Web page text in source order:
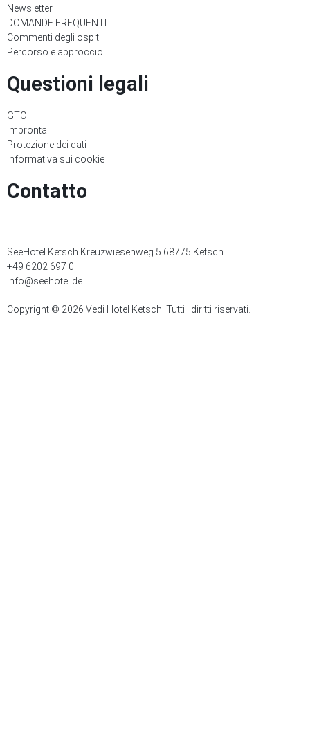
Newsletter
DOMANDE FREQUENTI
Commenti degli ospiti
Percorso e approccio
Questioni legali
GTC
Impronta
Protezione dei dati
Informativa sui cookie
Contatto
SeeHotel Ketsch Kreuzwiesenweg 5 68775 Ketsch
+49 6202 697 0
info@seehotel.de
Copyright © 2026 Vedi Hotel Ketsch. Tutti i diritti riservati.